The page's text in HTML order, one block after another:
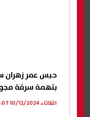
حبس عمر زهران
بتهمة سرقة
الثلاثاء 10/12/2024 06:07 م